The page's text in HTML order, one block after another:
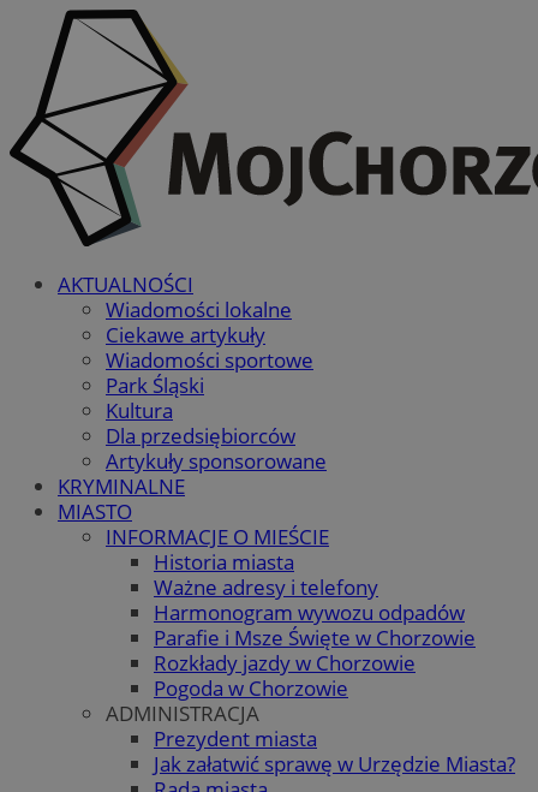
AKTUALNOŚCI
Wiadomości lokalne
Ciekawe artykuły
Wiadomości sportowe
Park Śląski
Kultura
Dla przedsiębiorców
Artykuły sponsorowane
KRYMINALNE
MIASTO
INFORMACJE O MIEŚCIE
Historia miasta
Ważne adresy i telefony
Harmonogram wywozu odpadów
Parafie i Msze Święte w Chorzowie
Rozkłady jazdy w Chorzowie
Pogoda w Chorzowie
ADMINISTRACJA
Prezydent miasta
Jak załatwić sprawę w Urzędzie Miasta?